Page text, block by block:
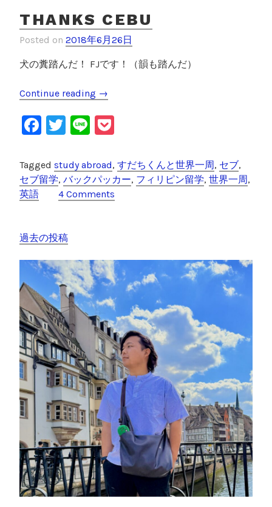
セ
ブ
島
内
を
公
開
THANKS CEBU
Posted on 2018年6月26日
犬の糞踏んだ！ FJです！（韻も踏んだ）
Continue reading “
h
a
k
s
C
→
F
c
e
o
k
T
tt
er
Li
e
c
k
et
Tagged study abroad, すだちくんと世界一周 , セブ,
セブ留学, バックパッカー, フィリピン留学, 世界一周 ,
英語
4 Comments
投
稿
ナ
ビ
ゲ
ー
シ
ョ
ン
過去の投稿